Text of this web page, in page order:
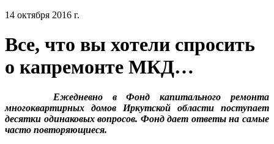
14 октября 2016 г.
Все, что вы хотели спросить
о капремонте МКД…
Ежедневно в Фонд капитального ремонта
многоквартирных домов Иркутской области поступает
десятки одинаковых вопросов. Фонд дает ответы на самые
часто повторяющиеся.